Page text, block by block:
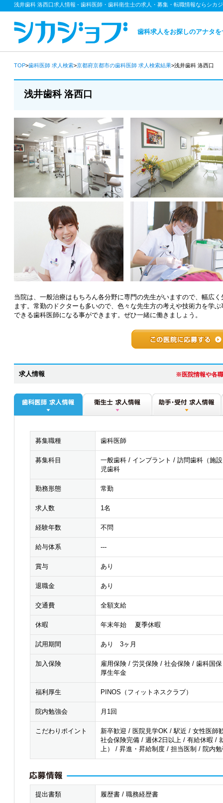
浅井歯科 洛西口求人情報 - 歯科医師・歯科衛生士の求人・募集・転職情報ならシカ
歯科求人をお探しのアナタ
TOP>歯科医師 求人検索>京都府京都市の歯科医師 求人検索結果>浅井歯科 洛西口
浅井歯科 洛西口
当院は、一般治療はもちろん各分野に専門の先生がいますので、幅広
ます。常勤のドクターも多いので、色々な先生方の考えや技術力を学
できる歯科医師になる事ができます。ぜひ一緒に働きましょう。
求人情報 ※医院情報や各
募集職種 歯科医師
募集科目
一般歯科 / インプラント / 訪問歯科（施
児歯科
勤務形態 常勤
求人数 1名
経験年数 不問
給与体系 ---
賞与 あり
退職金 あり
交通費 全額支給
休暇 年末年始 夏季休暇
試用期間 あり 3ヶ月
加入保険
雇用保険 / 労災保険 / 社会保険 / 歯科国
厚生年金
福利厚生 PINOS（フィットネスクラブ）
院内勉強会 月1回
こだわりポイント
新卒歓迎 / 医院見学OK / 駅近 / 女性医師
社会保険完備 / 週休2日以上 / 有給休暇 /
上） / 昇進・昇給制度 / 担当医制 / 院内
提出書類 履歴書 / 職務経歴書